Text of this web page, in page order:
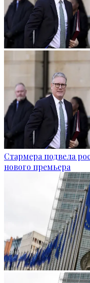
Стармера подвела
нового премьера